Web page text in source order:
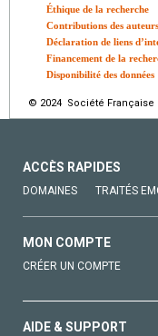
Éthique de la recherche
Contributions des auteurs
Déclaration de liens
Financement de la
Disponibilité des données
© 2024 Société Française
ACCÈS RAPIDES
DOMAINES TRAITÉS
MON COMPTE
CRÉER UN COMPTE
AIDE & SUPPORT